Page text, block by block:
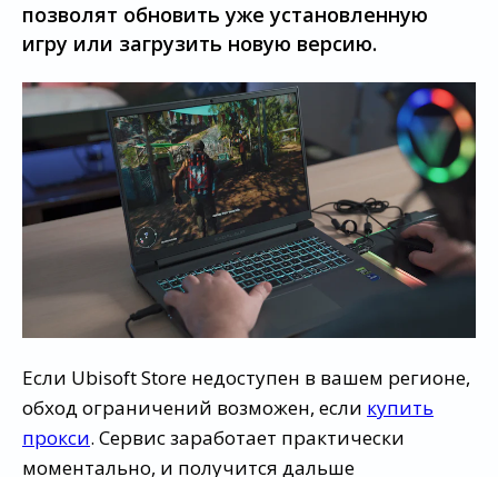
позволят обновить уже установленную
игру или загрузить новую версию.
Если Ubisoft Store недоступен в вашем регионе,
обход ограничений возможен, если купить
прокси. Сервис заработает практически
моментально, и получится дальше